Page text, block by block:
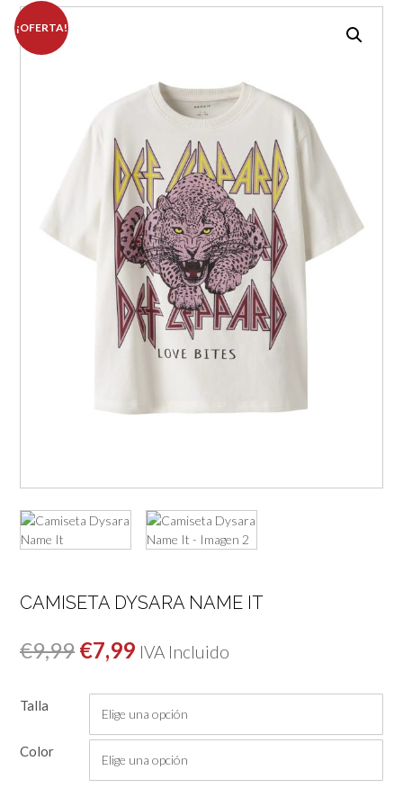
¡OFERTA!
CAMISETA DYSARA NAME IT
€9,99 El
original
era:
€9,99.
€7,99El
actual
es:
€7,99.
IVA Incluido
Talla
Color